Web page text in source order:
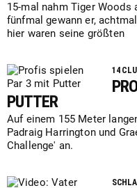
15-mal nahm Tiger
fünfmal gewann er,
hier waren seine größten
14
PUTTER
Auf einem 155 Meter
Padraig Harrington und
Challenge' an.